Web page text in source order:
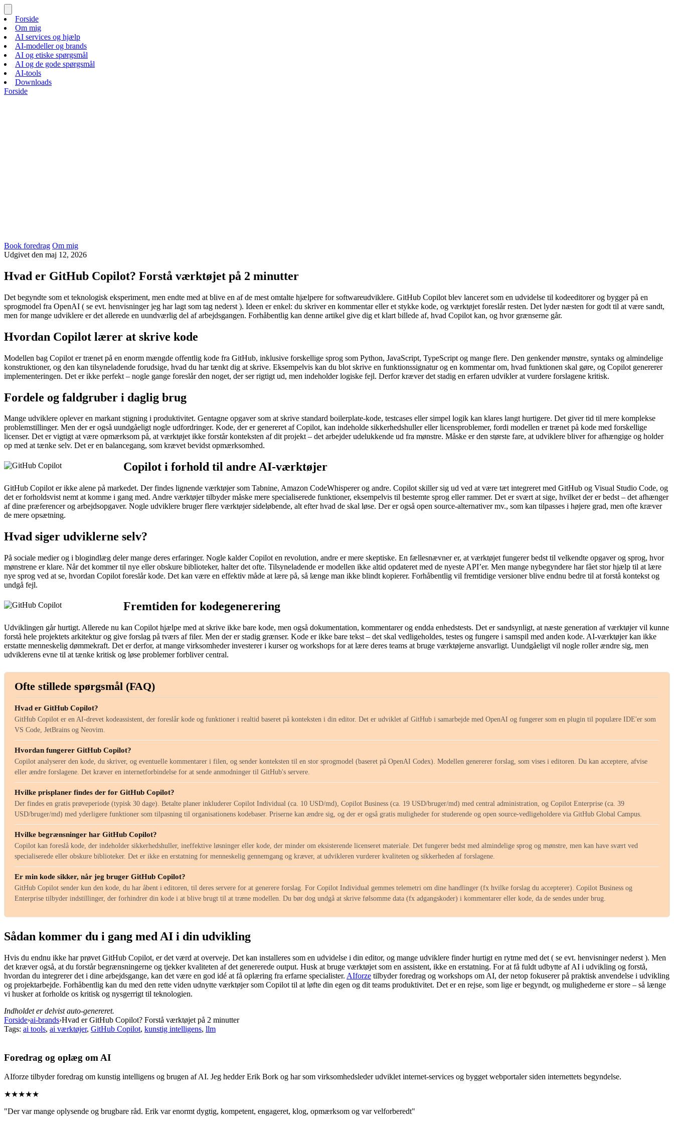
Forside
Om mig
AI services og hjælp
AI-modeller og brands
AI og etiske spørgsmål
AI og de gode spørgsmål
AI-tools
Downloads
Forside
Book foredrag Om mig
Udgivet den maj 12, 2026
Hvad er GitHub Copilot? Forstå værktøjet på 2 minutter
Det begyndte som et teknologisk eksperiment, men endte med at blive en af de mest omtalte hjælpere for softwareudviklere. GitHub Copilot blev lanceret som en udvidelse til kodeeditorer og bygger på en
sprogmodel fra OpenAI ( se evt. henvisninger jeg har lagt som tag nederst ). Ideen er enkel: du skriver en kommentar eller et stykke kode, og værktøjet foreslår resten. Det lyder næsten for godt til at være sandt,
men for mange udviklere er det allerede en uundværlig del af arbejdsgangen. Forhåbentlig kan denne artikel give dig et klart billede af, hvad Copilot kan, og hvor grænserne går.
Hvordan Copilot lærer at skrive kode
Modellen bag Copilot er trænet på en enorm mængde offentlig kode fra GitHub, inklusive forskellige sprog som Python, JavaScript, TypeScript og mange flere. Den genkender mønstre, syntaks og almindelige
konstruktioner, og den kan tilsyneladende forudsige, hvad du har tænkt dig at skrive. Eksempelvis kan du blot skrive en funktionssignatur og en kommentar om, hvad funktionen skal gøre, og Copilot genererer
implementeringen. Det er ikke perfekt – nogle gange foreslår den noget, der ser rigtigt ud, men indeholder logiske fejl. Derfor kræver det stadig en erfaren udvikler at vurdere forslagene kritisk.
Fordele og faldgruber i daglig brug
Mange udviklere oplever en markant stigning i produktivitet. Gentagne opgaver som at skrive standard boilerplate-kode, testcases eller simpel logik kan klares langt hurtigere. Det giver tid til mere komplekse
problemstillinger. Men der er også uundgåeligt nogle udfordringer. Kode, der er genereret af Copilot, kan indeholde sikkerhedshuller eller licensproblemer, fordi modellen er trænet på kode med forskellige
licenser. Det er vigtigt at være opmærksom på, at værktøjet ikke forstår konteksten af dit projekt – det arbejder udelukkende ud fra mønstre. Måske er den største fare, at udviklere bliver for afhængige og holder
op med at tænke selv. Det er en balancegang, som krævet bevidst opmærksomhed.
Copilot i forhold til andre AI-værktøjer
GitHub Copilot er ikke alene på markedet. Der findes lignende værktøjer som Tabnine, Amazon CodeWhisperer og andre. Copilot skiller sig ud ved at være tæt integreret med GitHub og Visual Studio Code, og
det er forholdsvist nemt at komme i gang med. Andre værktøjer tilbyder måske mere specialiserede funktioner, eksempelvis til bestemte sprog eller rammer. Det er svært at sige, hvilket der er bedst – det afhænger
af dine præferencer og arbejdsopgaver. Nogle udviklere bruger flere værktøjer sideløbende, alt efter hvad de skal løse. Der er også open source-alternativer mv., som kan tilpasses i højere grad, men ofte kræver
de mere opsætning.
Hvad siger udviklerne selv?
På sociale medier og i blogindlæg deler mange deres erfaringer. Nogle kalder Copilot en revolution, andre er mere skeptiske. En fællesnævner er, at værktøjet fungerer bedst til velkendte opgaver og sprog, hvor
mønstrene er klare. Når det kommer til nye eller obskure biblioteker, halter det ofte. Tilsyneladende er modellen ikke altid opdateret med de nyeste API’er. Men mange nybegyndere har fået stor hjælp til at lære
nye sprog ved at se, hvordan Copilot foreslår kode. Det kan være en effektiv måde at lære på, så længe man ikke blindt kopierer. Forhåbentlig vil fremtidige versioner blive endnu bedre til at forstå kontekst og
undgå fejl.
Fremtiden for kodegenerering
Udviklingen går hurtigt. Allerede nu kan Copilot hjælpe med at skrive ikke bare kode, men også dokumentation, kommentarer og endda enhedstests. Det er sandsynligt, at næste generation af værktøjer vil kunne
forstå hele projektets arkitektur og give forslag på tværs af filer. Men der er stadig grænser. Kode er ikke bare tekst – det skal vedligeholdes, testes og fungere i samspil med anden kode. AI-værktøjer kan ikke
erstatte menneskelig dømmekraft. Det er derfor, at mange virksomheder investerer i kurser og workshops for at lære deres teams at bruge værktøjerne ansvarligt. Uundgåeligt vil nogle roller ændre sig, men
udviklerens evne til at tænke kritisk og løse problemer forbliver central.
Ofte stillede spørgsmål (FAQ)
Hvad er GitHub Copilot?
GitHub Copilot er en AI-drevet kodeassistent, der foreslår kode og funktioner i realtid baseret på konteksten i din editor. Det er udviklet af GitHub i samarbejde med OpenAI og fungerer som en plugin til populære IDE'er som
VS Code, JetBrains og Neovim.
Hvordan fungerer GitHub Copilot?
Copilot analyserer den kode, du skriver, og eventuelle kommentarer i filen, og sender konteksten til en stor sprogmodel (baseret på OpenAI Codex). Modellen genererer forslag, som vises i editoren. Du kan acceptere, afvise
eller ændre forslagene. Det kræver en internetforbindelse for at sende anmodninger til GitHub's servere.
Hvilke prisplaner findes der for GitHub Copilot?
Der findes en gratis prøveperiode (typisk 30 dage). Betalte planer inkluderer Copilot Individual (ca. 10 USD/md), Copilot Business (ca. 19 USD/bruger/md) med central administration, og Copilot Enterprise (ca. 39
USD/bruger/md) med yderligere funktioner som tilpasning til organisationens kodebaser. Priserne kan ændre sig, og der er også gratis muligheder for studerende og open source-vedligeholdere via GitHub Global Campus.
Hvilke begrænsninger har GitHub Copilot?
Copilot kan foreslå kode, der indeholder sikkerhedshuller, ineffektive løsninger eller kode, der minder om eksisterende licenseret materiale. Det fungerer bedst med almindelige sprog og mønstre, men kan have svært ved
specialiserede eller obskure biblioteker. Det er ikke en erstatning for menneskelig gennemgang og kræver, at udvikleren vurderer kvaliteten og sikkerheden af forslagene.
Er min kode sikker, når jeg bruger GitHub Copilot?
GitHub Copilot sender kun den kode, du har åbent i editoren, til deres servere for at generere forslag. For Copilot Individual gemmes telemetri om dine handlinger (fx hvilke forslag du accepterer). Copilot Business og
Enterprise tilbyder indstillinger, der forhindrer din kode i at blive brugt til at træne modellen. Du bør dog undgå at skrive følsomme data (fx adgangskoder) i kommentarer eller kode, da de sendes under brug.
Sådan kommer du i gang med AI i din udvikling
Hvis du endnu ikke har prøvet GitHub Copilot, er det værd at overveje. Det kan installeres som en udvidelse i din editor, og mange udviklere finder hurtigt en rytme med det ( se evt. henvisninger nederst ). Men
det kræver også, at du forstår begrænsningerne og tjekker kvaliteten af det genererede output. Husk at bruge værktøjet som en assistent, ikke en erstatning. For at få fuldt udbytte af AI i udvikling og forstå,
hvordan du integrerer det i dine arbejdsgange, kan det være en god idé at få oplæring fra erfarne specialister. AIforze tilbyder foredrag og workshops om AI, der netop fokuserer på praktisk anvendelse i udvikling
og projektarbejde. Forhåbentlig kan du med den rette viden udnytte værktøjer som Copilot til at løfte din egen og dit teams produktivitet. Det er en rejse, som lige er begyndt, og mulighederne er store – så længe
vi husker at forholde os kritisk og nysgerrigt til teknologien.
Indholdet er delvist auto-genereret.
Forside›ai-brands›Hvad er GitHub Copilot? Forstå værktøjet på 2 minutter
Tags: ai tools, ai værktøjer, GitHub Copilot, kunstig intelligens, llm
Foredrag og oplæg om AI
AIforze tilbyder foredrag om kunstig intelligens og brugen af AI. Jeg hedder Erik Bork og har som virksomhedsleder udviklet internet-services og bygget webportaler siden internettets begyndelse.
★★★★★
"Der var mange oplysende og brugbare råd. Erik var enormt dygtig, kompetent, engageret, klog, opmærksom og var velforberedt"